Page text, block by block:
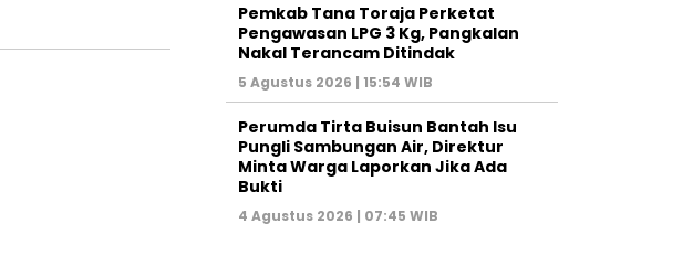
Pemkab Tana Toraja Perketat
Pengawasan LPG 3 Kg, Pangkalan
Nakal Terancam Ditindak
5 Agustus 2026 | 15:54 WIB
Perumda Tirta Buisun Bantah Isu
Pungli Sambungan Air, Direktur
Minta Warga Laporkan Jika Ada
Bukti
4 Agustus 2026 | 07:45 WIB